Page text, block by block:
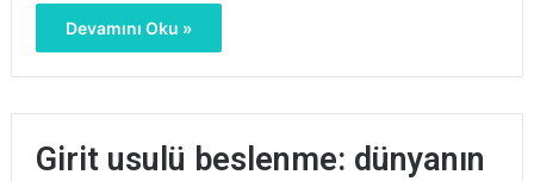
Devamını Oku »
Girit usulü beslenme: dünyanın